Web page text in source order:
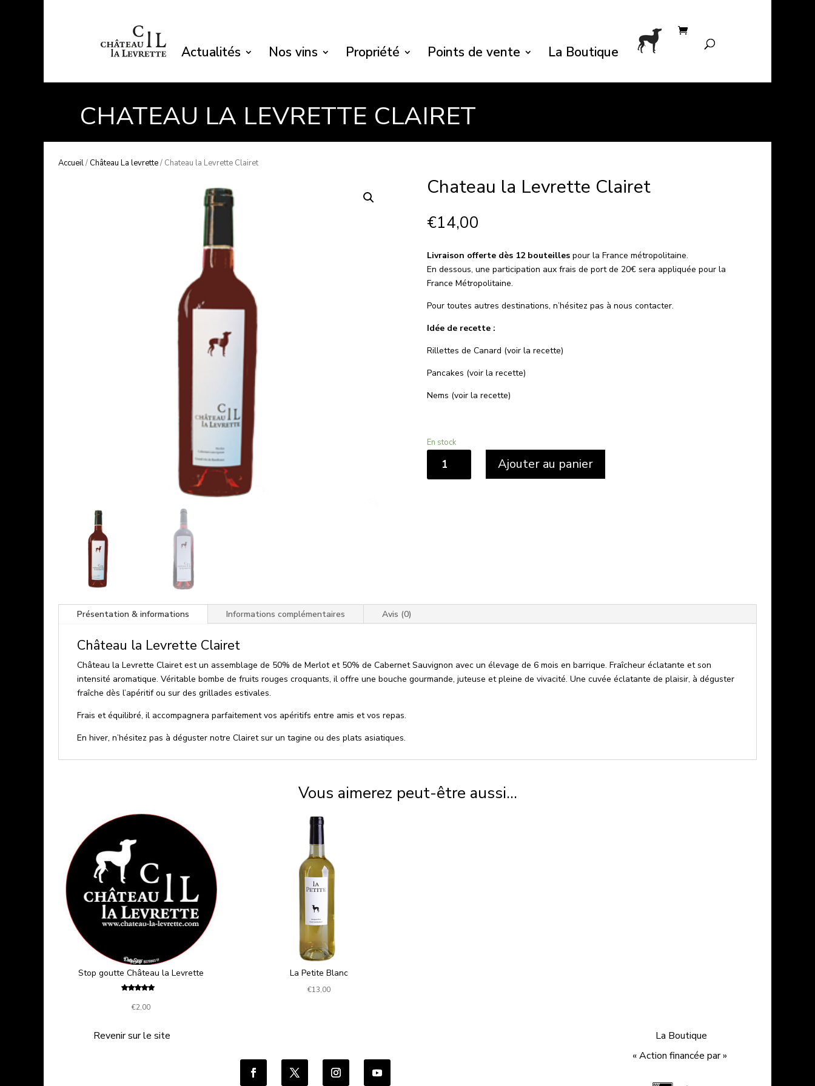
Actualités Nos vins Propriété Points de vente La Boutique
CHATEAU LA LEVRETTE CLAIRET
Accueil/ Château La levrette/ Chateau la Levrette Clairet
Chateau la Levrette Clairet
€14,00
Livraison offerte dès 12 bouteillespour la France métropolitaine.
En dessous, une participation aux frais de port de 20€ sera appliquée pour la
France Métropolitaine.
Pour toutes autres destinations, n’hésitez pas à nous contacter.
Idée de recette :
Rillettes de Canard (voir la recette)
Pancakes (voir la recette)
Nems (voir la recette)
En stock
quantité Ajouter au panier
Présentation & informations Informations complémentaires Avis (0)
Château la Levrette Clairet
Château la Levrette Clairet est un assemblage de 50% de Merlot et 50% de Cabernet Sauvignon avec un élevage de 6 mois en barrique. Fraîcheur éclatante et son
intensité aromatique. Véritable bombe de fruits rouges croquants, il offre une bouche gourmande, juteuse et pleine de vivacité. Une cuvée éclatante de plaisir, à déguster
fraîche dès l’apéritif ou sur des grillades estivales.
Frais et équilibré, il accompagnera parfaitement vos apéritifs entre amis et vos repas.
En hiver, n’hésitez pas à déguster notre Clairet sur un tagine ou des plats asiatiques.
Vous aimerez peut-être aussi…
Stop goutte Château la Levrette
5.00
€2,00
La Petite Blanc
€13,00
Revenir sur le site
La Boutique
« Action financée par »